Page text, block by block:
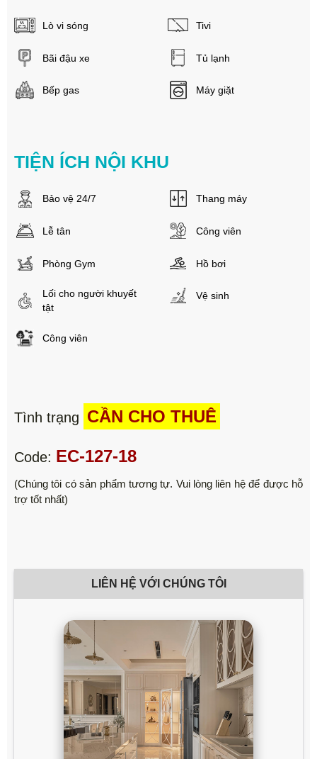
Lò vi sóng Tivi
Bãi đậu xe Tủ lạnh
Bếp gas Máy giặt
TIỆN ÍCH NỘI KHU
Bảo vệ 24/7 Thang máy
Lễ tân Công viên
Phòng Gym Hồ bơi
Lối cho người khuyết
tật
Vệ sinh
Công viên
Tình trạng CẦN CHO THUÊ
Code: EC-127-18
(Chúng tôi có sản phẩm tương tự. Vui lòng liên hệ để được hỗ
trợ tốt nhất)
LIÊN HỆ VỚI CHÚNG TÔI